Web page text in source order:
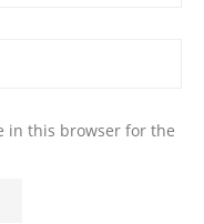
in this browser for the